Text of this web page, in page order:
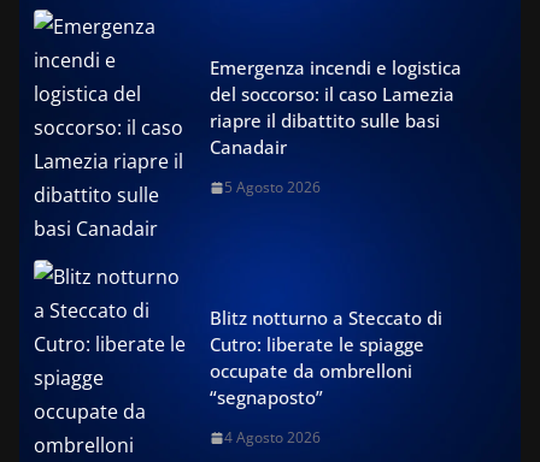
Emergenza incendi e logistica
del soccorso: il caso Lamezia
riapre il dibattito sulle basi
Canadair
5 Agosto 2026
Blitz notturno a Steccato di
Cutro: liberate le spiagge
occupate da ombrelloni
“segnaposto”
4 Agosto 2026